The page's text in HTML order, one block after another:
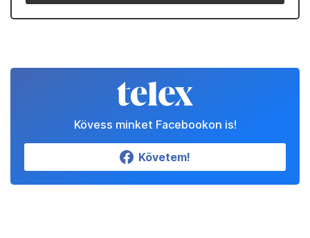
Kövess minket Facebookon is!
Követem!